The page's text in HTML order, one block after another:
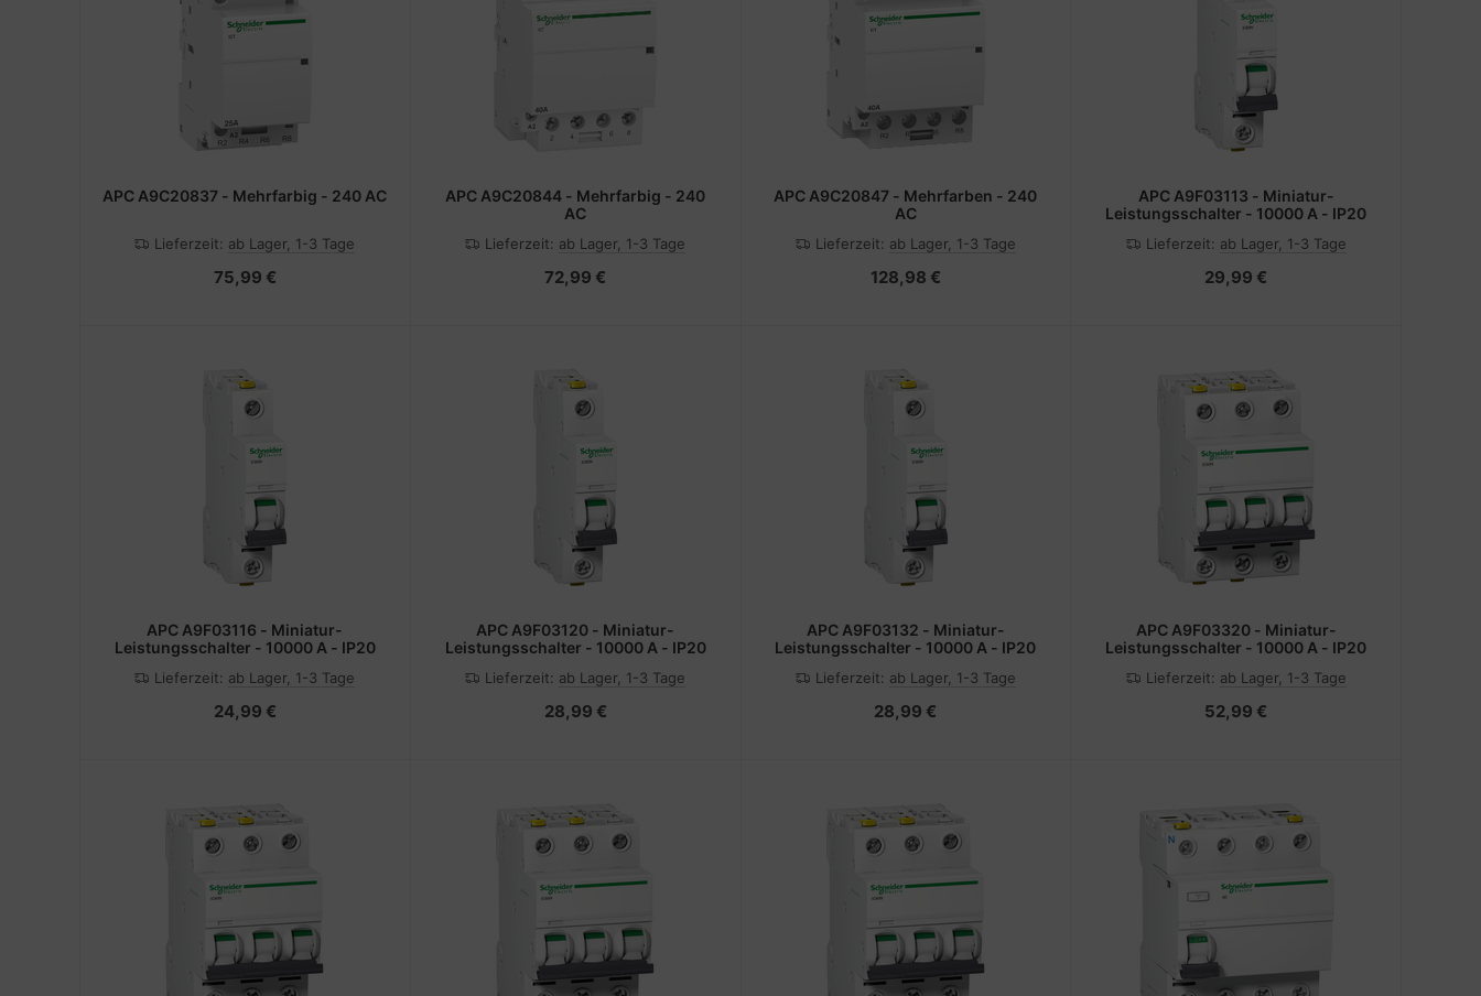
APC A9C20837 - Mehrfarbig - 240 AC
Lieferzeit: ab Lager, 1-3 Tage
75,99 €
APC A9C20844 - Mehrfarbig - 240
AC
Lieferzeit: ab Lager, 1-3 Tage
72,99 €
APC A9C20847 - Mehrfarben - 240
AC
Lieferzeit: ab Lager, 1-3 Tage
128,98 €
APC A9F03113 - Miniatur-
Leistungsschalter - 10000 A - IP20
Lieferzeit: ab Lager, 1-3 Tage
29,99 €
APC A9F03116 - Miniatur-
Leistungsschalter - 10000 A - IP20
Lieferzeit: ab Lager, 1-3 Tage
24,99 €
APC A9F03120 - Miniatur-
Leistungsschalter - 10000 A - IP20
Lieferzeit: ab Lager, 1-3 Tage
28,99 €
APC A9F03132 - Miniatur-
Leistungsschalter - 10000 A - IP20
Lieferzeit: ab Lager, 1-3 Tage
28,99 €
APC A9F03320 - Miniatur-
Leistungsschalter - 10000 A - IP20
Lieferzeit: ab Lager, 1-3 Tage
52,99 €